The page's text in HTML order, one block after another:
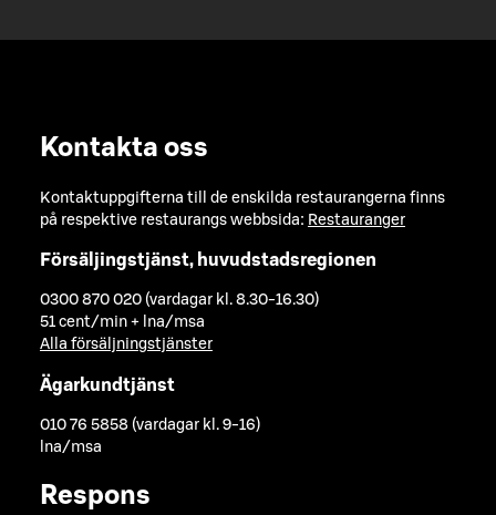
Kontakta oss
Kontaktuppgifterna till de enskilda restaurangerna finns
på respektive restaurangs webbsida: Restauranger
Försäljingstjänst, huvudstadsregionen
0300 870 020 (vardagar kl. 8.30-16.30)
51 cent/min + lna/msa
Alla försäljningstjänster
Ägarkundtjänst
010 76 5858 (vardagar kl. 9-16)
lna/msa
Respons